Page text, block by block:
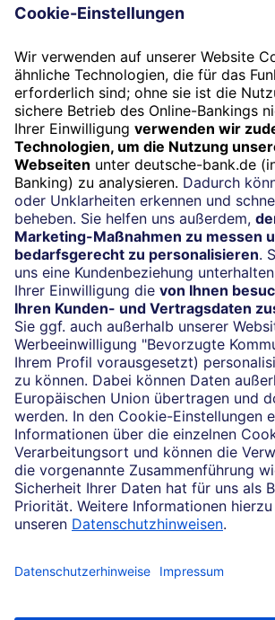
Widerruf
Vertrag widerrufen
Impressum
Konditionen und Preise
Rechtliche Hinweise
Datenschutz
Barrierefreiheit
Cookie-Einstellungen
Sicherheit und Technik
Notfallnummern